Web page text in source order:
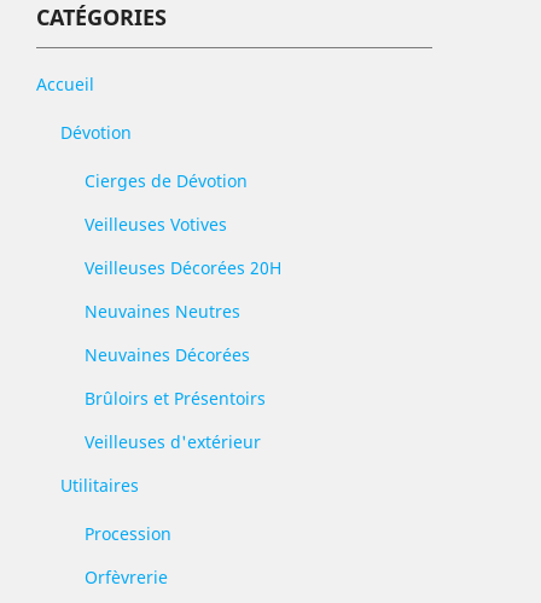
CATÉGORIES
Accueil
Dévotion
Cierges de Dévotion
Veilleuses Votives
Veilleuses Décorées 20H
Neuvaines Neutres
Neuvaines Décorées
Brûloirs et Présentoirs
Veilleuses d'extérieur
Utilitaires
Procession
Orfèvrerie